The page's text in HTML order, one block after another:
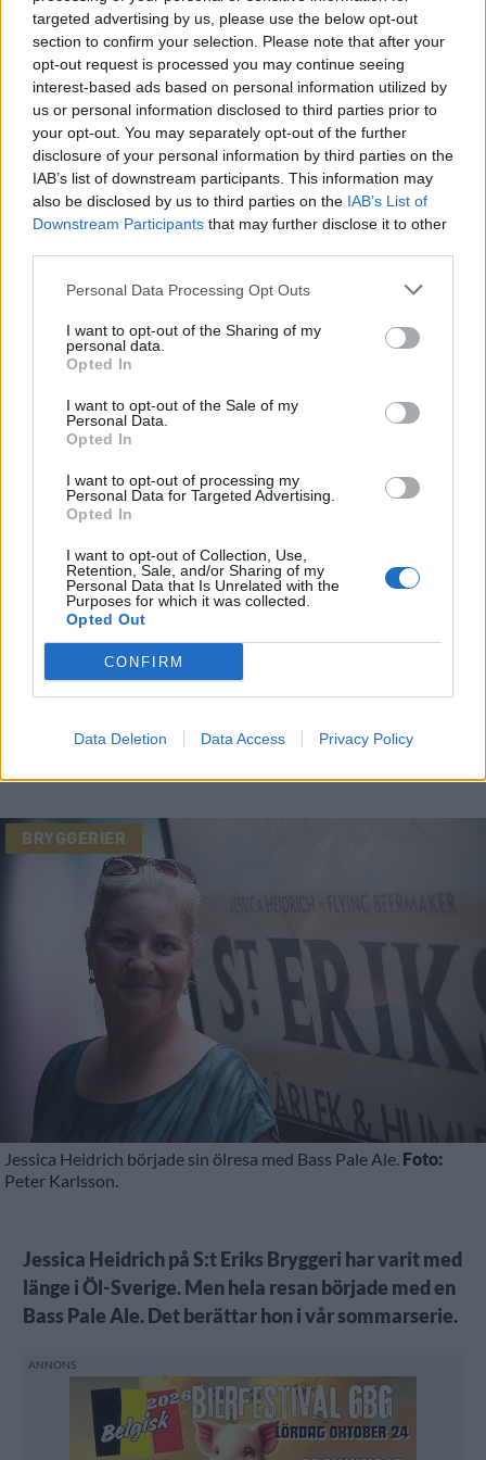
targeted advertising by us, please use the below opt-out
section to confirm your selection. Please note that after your
opt-out request is processed you may continue seeing
interest-based ads based on personal information utilized by
us or personal information disclosed to third parties prior to
your opt-out. You may separately opt-out of the further
disclosure of your personal information by third parties on the
IAB’s list of downstream participants. This information may
also be disclosed by us to third parties on the IAB’s List of
Downstream Participants that may further disclose it to other
Personal Data Processing Opt Outs
I want to opt-out of the Sharing of my
personal data.
Opted In
I want to opt-out of the Sale of my
Personal Data.
Opted In
I want to opt-out of processing my
Personal Data for Targeted Advertising.
Opted In
I want to opt-out of Collection, Use,
Retention, Sale, and/or Sharing of my
Personal Data that Is Unrelated with the
Purposes for which it was collected.
Opted Out
CONFIRM
Data Deletion Data Access Privacy Policy
Hyllie redo att göra en storsatsning
Bryggerisamarbete med rökigt fokus
BRYGGERIER
Bass fick Jessica att slippa
metallsmak
BRYGGERIER
Jessica Heidrich började sin ölresa med Bass Pale Ale. Foto:
Peter Karlsson.
Jessica Heidrich på S:t Eriks Bryggeri har varit med
länge i Öl-Sverige. Men hela resan började med en
Bass Pale Ale. Det berättar hon i vår sommarserie.